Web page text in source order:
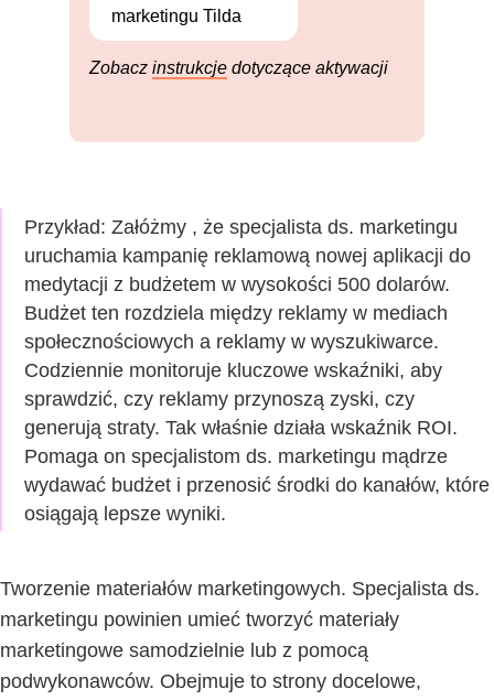
marketingu Tilda
Zobacz instrukcje dotyczące aktywacji
Przykład: Załóżmy , że specjalista ds. marketingu
uruchamia kampanię reklamową nowej aplikacji do
medytacji z budżetem w wysokości 500 dolarów.
Budżet ten rozdziela między reklamy w mediach
społecznościowych a reklamy w wyszukiwarce.
Codziennie monitoruje kluczowe wskaźniki, aby
sprawdzić, czy reklamy przynoszą zyski, czy
generują straty. Tak właśnie działa wskaźnik ROI.
Pomaga on specjalistom ds. marketingu mądrze
wydawać budżet i przenosić środki do kanałów, które
osiągają lepsze wyniki.
Tworzenie materiałów marketingowych. Specjalista ds.
marketingu powinien umieć tworzyć materiały
marketingowe samodzielnie lub z pomocą
podwykonawców. Obejmuje to strony docelowe,